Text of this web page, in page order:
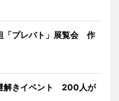
「プレバト」展覧会 作
解きイベント 200人が